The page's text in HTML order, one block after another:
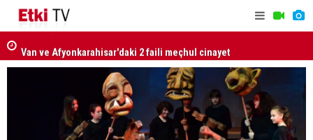
Van ve Afyonkarahisar'daki 2 faili meçhul cinayet
aydınlatıldı
kabul